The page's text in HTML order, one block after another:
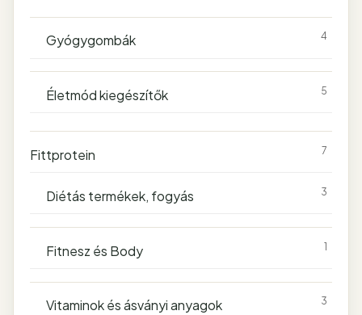
Gyógygombák 4
Életmód kiegészítők 5
Fittprotein 7
Diétás termékek, fogyás 3
Fitnesz és Body 1
Vitaminok és ásványi anyagok 3